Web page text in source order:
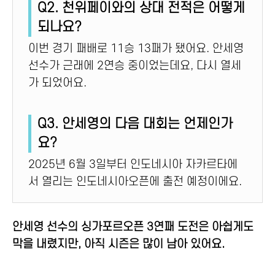
Q2. 천위페이와의 상대 전적은 어떻게
되나요?
이번 경기 패배로 11승 13패가 됐어요. 안세영
선수가 근래에 2연승 중이었는데요, 다시 열세
가 되었어요.
Q3. 안세영의 다음 대회는 언제인가
요?
2025년 6월 3일부터 인도네시아 자카르타에
서 열리는 인도네시아오픈에 출전 예정이에요.
안세영 선수의 싱가포르오픈 3연패 도전은 아쉽게도
막을 내렸지만, 아직 시즌은 많이 남아 있어요.